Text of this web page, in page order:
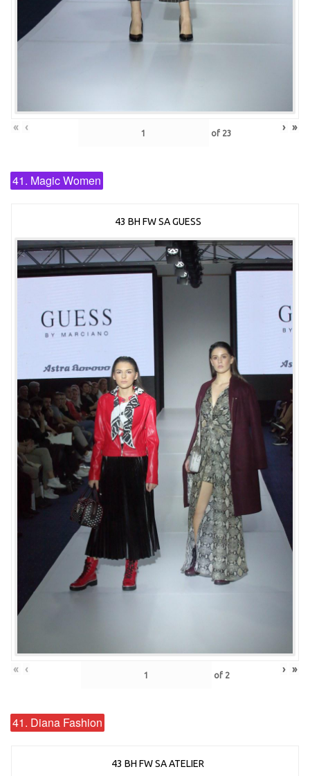
« ‹ of 23 › »
41. Magic Women
43 BH FW SA GUESS
« ‹ of 2 › »
41. Diana Fashion
43 BH FW SA ATELIER